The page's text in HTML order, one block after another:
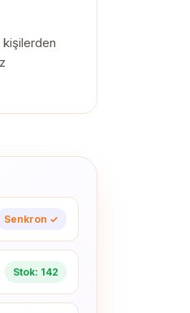
Senkron ✓
Stok: 142